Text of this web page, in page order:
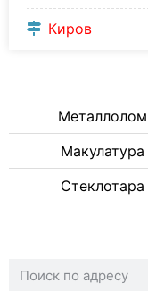
Киров
Металлолом
Макулатура
Стеклотара